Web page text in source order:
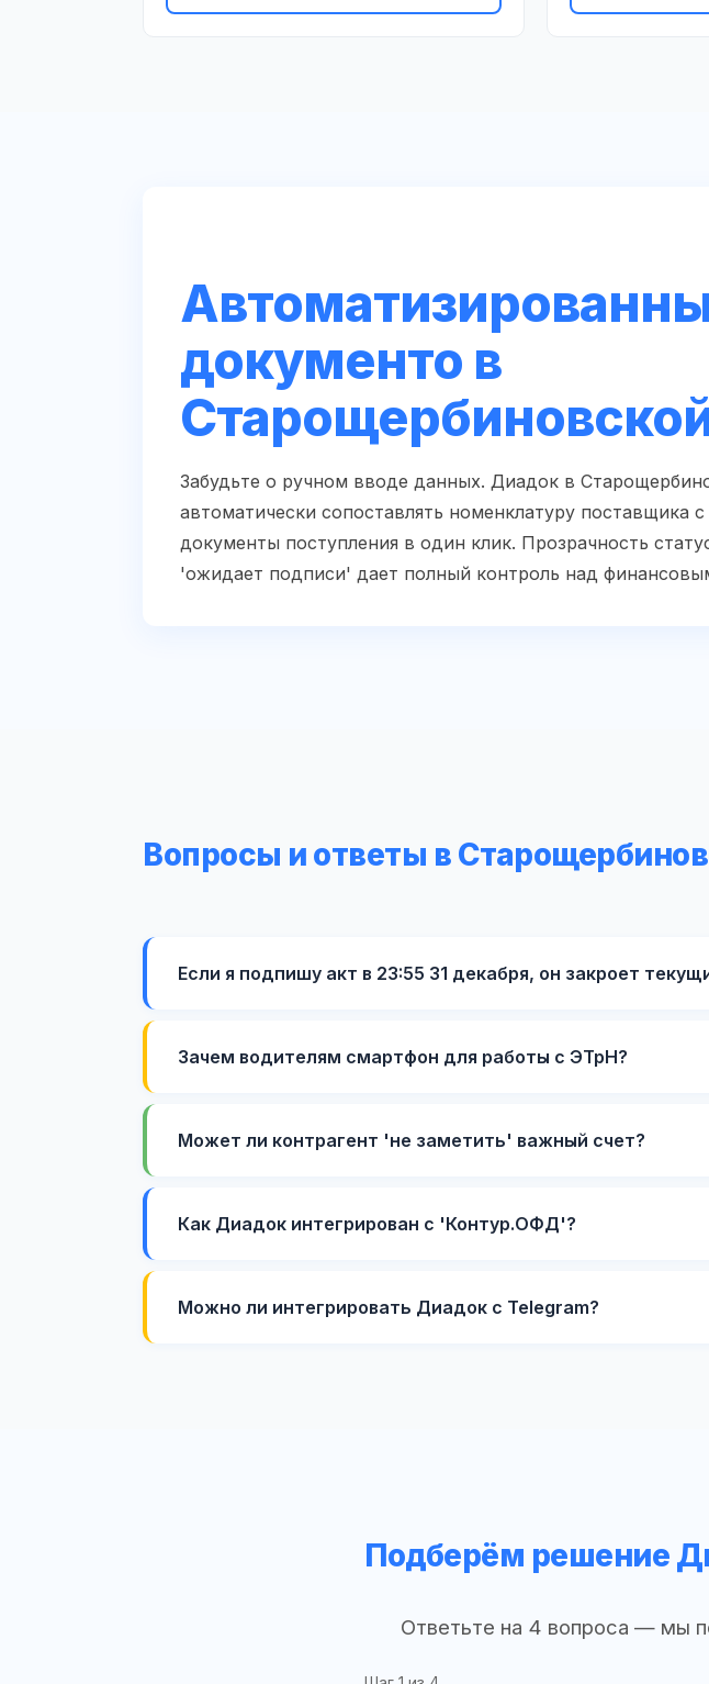
документо в
Забудьте о ручном вводе данных. Диадок в
автоматически сопоставлять номенклатуру поставщика
документы поступления в один клик. Прозрачность
'ожидает подписи' дает полный контроль над
Вопросы и ответы в
Если я подпишу акт в 23:55 31 декабря, он закроет
Зачем водителям смартфон для работы с ЭТрН?
Может ли контрагент 'не заметить' важный счет?
Как Диадок интегрирован с 'Контур.ОФД'?
Можно ли интегрировать Диадок с Telegram?
Подберём решение
Ответьте на 4 вопроса — мы